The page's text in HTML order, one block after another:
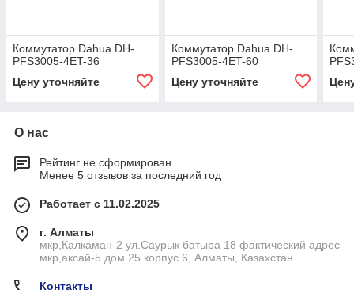
Коммутатор Dahua DH-
PFS3005-4ET-36
Цену уточняйте
Коммутатор Dahua DH-
PFS3005-4ET-60
Цену уточняйте
О нас
Рейтинг не сформирован
Менее 5 отзывов за последний год
Работает с 11.02.2025
г. Алматы
мкр,Калкаман-2 ул.Саурык батыра 18 фактический адрес
мкр,аксай-5 дом 25 корпус 6, Алматы, Казахстан
Контакты